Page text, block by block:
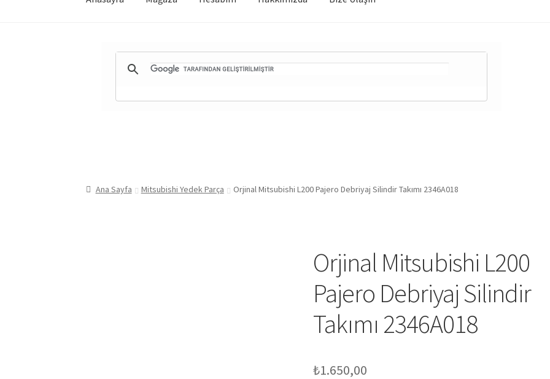
Ana Sayfa Mitsubishi Yedek Parça Orjinal Mitsubishi L200 Pajero Debriyaj Silindir Takımı 2346A018
Orjinal Mitsubishi L200
Pajero Debriyaj Silindir
Takımı 2346A018
₺1.650,00